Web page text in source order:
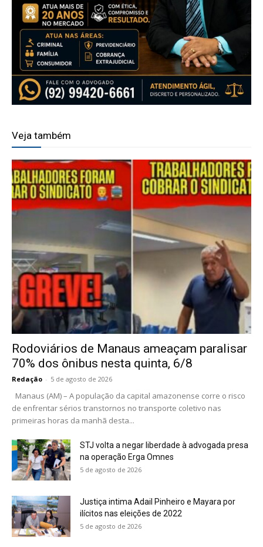
Veja também
Rodoviários de Manaus ameaçam paralisar
70% dos ônibus nesta quinta, 6/8
Redação - 5 de agosto de 2026
Manaus (AM) – A população da capital amazonense corre o risco
de enfrentar sérios transtornos no transporte coletivo nas
primeiras horas da manhã desta...
STJ volta a negar liberdade à advogada presa
na operação Erga Omnes
5 de agosto de 2026
Justiça intima Adail Pinheiro e Mayara por
ilícitos nas eleições de 2022
5 de agosto de 2026